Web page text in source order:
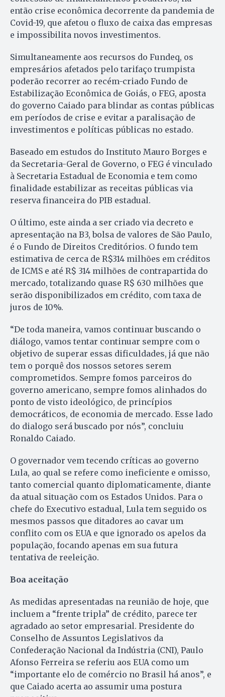
então crise econômica decorrente da pandemia de
Covid-19, que afetou o fluxo de caixa das empresas
e impossibilita novos investimentos.
Simultaneamente aos recursos do Fundeq, os
empresários afetados pelo tarifaço trumpista
poderão recorrer ao recém-criado Fundo de
Estabilização Econômica de Goiás, o FEG, aposta
do governo Caiado para blindar as contas públicas
em períodos de crise e evitar a paralisação de
investimentos e políticas públicas no estado.
Baseado em estudos do Instituto Mauro Borges e
da Secretaria-Geral de Governo, o FEG é vinculado
à Secretaria Estadual de Economia e tem como
finalidade estabilizar as receitas públicas via
reserva financeira do PIB estadual.
O último, este ainda a ser criado via decreto e
apresentação na B3, bolsa de valores de São Paulo,
é o Fundo de Direitos Creditórios. O fundo tem
estimativa de cerca de R$314 milhões em créditos
de ICMS e até R$ 314 milhões de contrapartida do
mercado, totalizando quase R$ 630 milhões que
serão disponibilizados em crédito, com taxa de
juros de 10%.
“De toda maneira, vamos continuar buscando o
diálogo, vamos tentar continuar sempre com o
objetivo de superar essas dificuldades, já que não
tem o porquê dos nossos setores serem
comprometidos. Sempre fomos parceiros do
governo americano, sempre fomos alinhados do
ponto de visto ideológico, de princípios
democráticos, de economia de mercado. Esse lado
do dialogo será buscado por nós”, concluiu
Ronaldo Caiado.
O governador vem tecendo críticas ao governo
Lula, ao qual se refere como ineficiente e omisso,
tanto comercial quanto diplomaticamente, diante
da atual situação com os Estados Unidos. Para o
chefe do Executivo estadual, Lula tem seguido os
mesmos passos que ditadores ao cavar um
conflito com os EUA e que ignorado os apelos da
população, focando apenas em sua futura
tentativa de reeleição.
Boa aceitação
As medidas apresentadas na reunião de hoje, que
incluem a “frente tripla” de crédito, parece ter
agradado ao setor empresarial. Presidente do
Conselho de Assuntos Legislativos da
Confederação Nacional da Indústria (CNI), Paulo
Afonso Ferreira se referiu aos EUA como um
“importante elo de comércio no Brasil há anos”, e
que Caiado acerta ao assumir uma postura